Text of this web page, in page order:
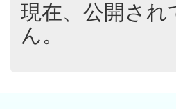
現在、公開さ
ん。